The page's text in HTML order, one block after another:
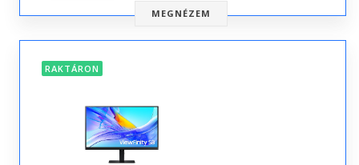
MEGNÉZEM
RAKTÁRON